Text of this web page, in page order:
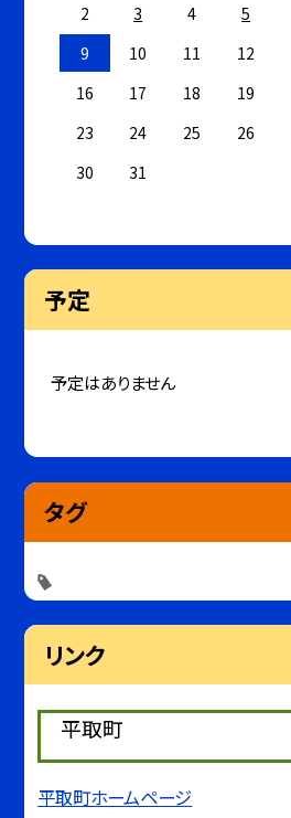
2
3 4 5
9
10 11 12
16
17 18 19
23
24 25 26
30
31
予定
予定はありません
タグ
リンク
平取町
平取町ホームページ